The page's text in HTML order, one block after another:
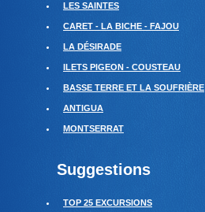
LES SAINTES
CARET - LA BICHE - FAJOU
LA DÉSIRADE
ILETS PIGEON - COUSTEAU
BASSE TERRE ET LA SOUFRIÈRE
ANTIGUA
MONTSERRAT
Suggestions
TOP 25 EXCURSIONS